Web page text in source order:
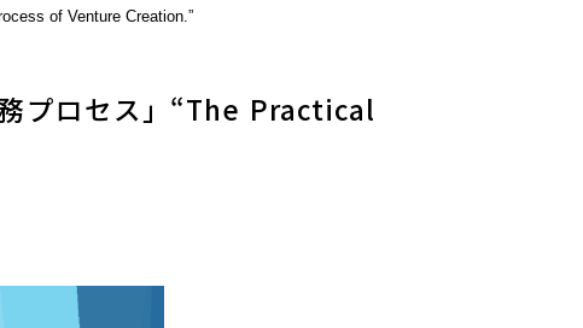
of Venture Creation.”
プロセス」 “The Practical